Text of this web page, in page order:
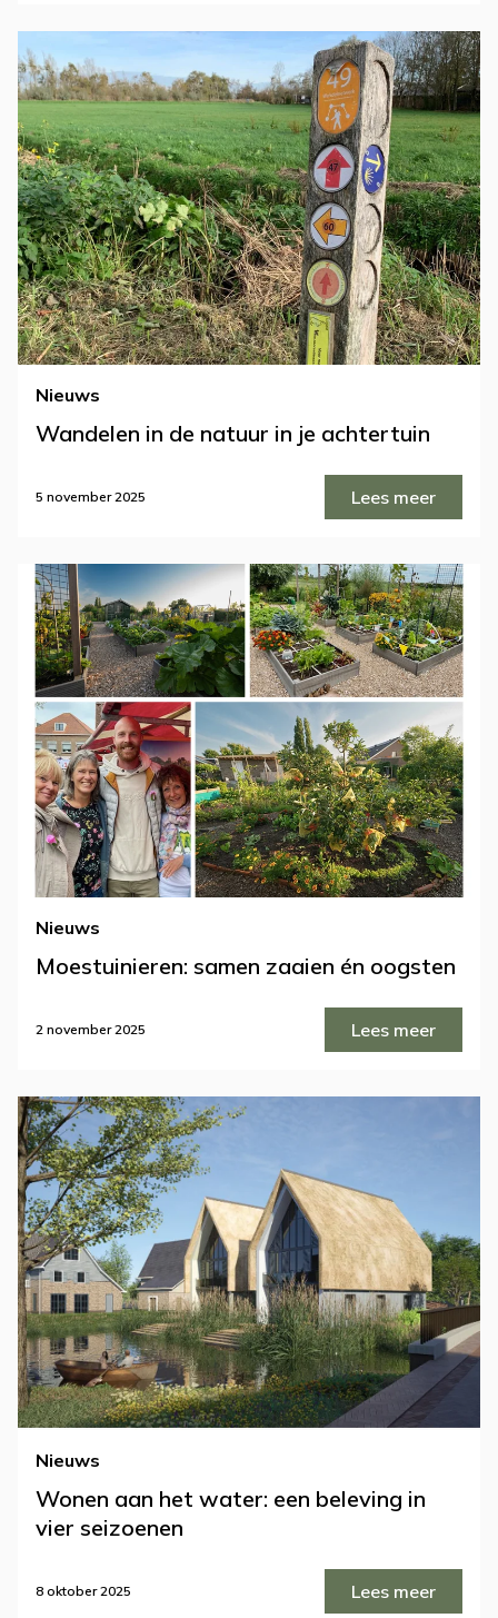
Nieuws
Wandelen in de natuur in je achtertuin
5 november 2025 Lees meer
Nieuws
Moestuinieren: samen zaaien én oogsten
2 november 2025 Lees meer
Nieuws
Wonen aan het water: een beleving in
vier seizoenen
8 oktober 2025 Lees meer